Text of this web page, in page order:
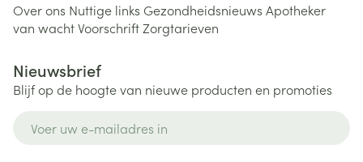
Over ons Nuttige links Gezondheidsnieuws Apotheker
van wachtVoorschriftZorgtarieven
Nieuwsbrief
Blijf op de hoogte van nieuwe producten en promoties